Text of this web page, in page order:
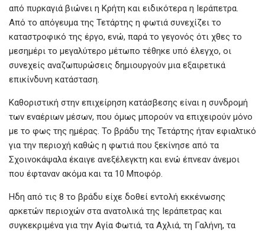
από πυρκαγιά βιώνει η Κρήτη και ειδικότερα η Ιεράπετρα.
Από το απόγευμα της Τετάρτης η φωτιά συνεχίζει το
καταστροφικό της έργο, ενώ, παρά το γεγονός ότι χθες το
μεσημέρι το μεγαλύτερο μέτωπο τέθηκε υπό έλεγχο, οι
συνεχείς αναζωπυρώσεις δημιουργούν μια εξαιρετικά
επικίνδυνη κατάσταση.
Καθοριστική στην επιχείρηση κατάσβεσης είναι η συνδρομή
των εναέριων μέσων, που όμως μπορούν να επιχειρούν μόνο
με το φως της ημέρας. Το βράδυ της Τετάρτης ήταν εφιαλτικό
για την περιοχή καθώς η φωτιά που ξεκίνησε από τα
Σχοινοκάψαλα έκαιγε ανεξέλεγκτη και ενώ έπνεαν άνεμοι
που έφταναν ακόμα και τα 10 Μποφόρ.
Ηδη από τις 8 το βράδυ είχε δοθεί εντολή εκκένωσης
αρκετών περιοχών στα ανατολικά της Ιεράπετρας και
συγκεκριμένα για την Αγία Φωτιά, τα Αχλιά, τη Γαλήνη, τα